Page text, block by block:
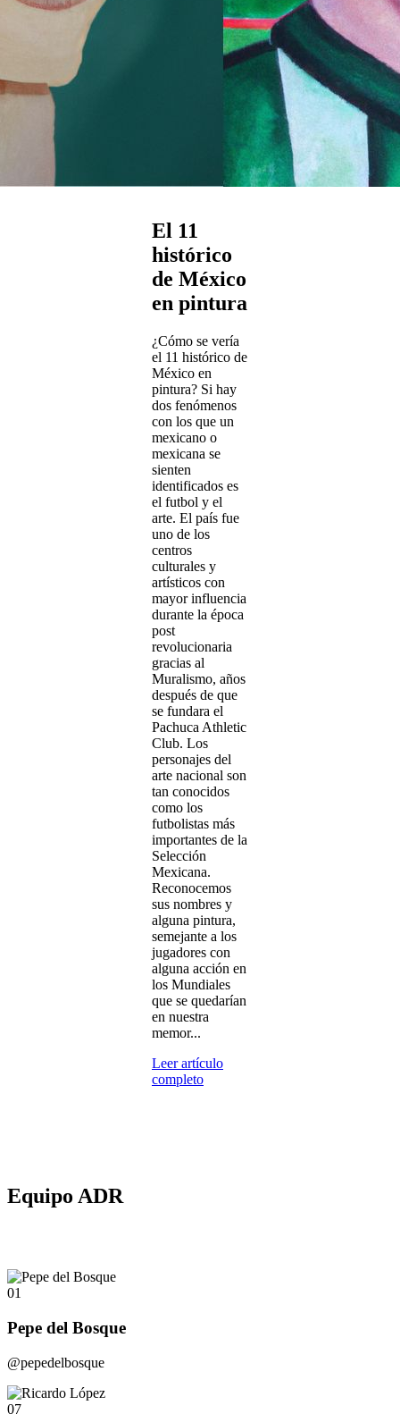
El 11
histórico
de México
en pintura
¿Cómo se vería
el 11 histórico de
México en
pintura? Si hay
dos fenómenos
con los que un
mexicano o
mexicana se
sienten
identificados es
el futbol y el
arte. El país fue
uno de los
centros
culturales y
artísticos con
mayor influencia
durante la época
post
revolucionaria
gracias al
Muralismo, años
después de que
se fundara el
Pachuca Athletic
Club. Los
personajes del
arte nacional son
tan conocidos
como los
futbolistas más
importantes de la
Selección
Mexicana.
Reconocemos
sus nombres y
alguna pintura,
semejante a los
jugadores con
alguna acción en
los Mundiales
que se quedarían
en nuestra
memor...
Leer artículo
completo
Equipo ADR
01
Pepe del Bosque
@pepedelbosque
07